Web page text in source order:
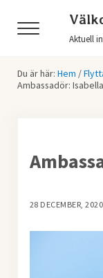
Menu
Aktuell
Du är här: Hem /
Ambassadör:
28 DECEMBER, 2020